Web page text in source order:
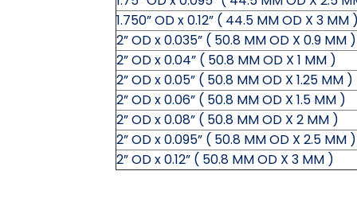
1.750” OD x 0.12” ( 44.5 MM OD X 3 MM
2” OD x 0.035” ( 50.8 MM OD X 0.9 MM )
2” OD x 0.04” ( 50.8 MM OD X 1 MM )
2” OD x 0.05” ( 50.8 MM OD X 1.25 MM )
2” OD x 0.06” ( 50.8 MM OD X 1.5 MM )
2” OD x 0.08” ( 50.8 MM OD X 2 MM )
2” OD x 0.095” ( 50.8 MM OD X 2.5 MM )
2” OD x 0.12” ( 50.8 MM OD X 3 MM )